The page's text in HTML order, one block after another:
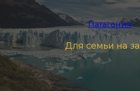
Патагония
Для семьи на